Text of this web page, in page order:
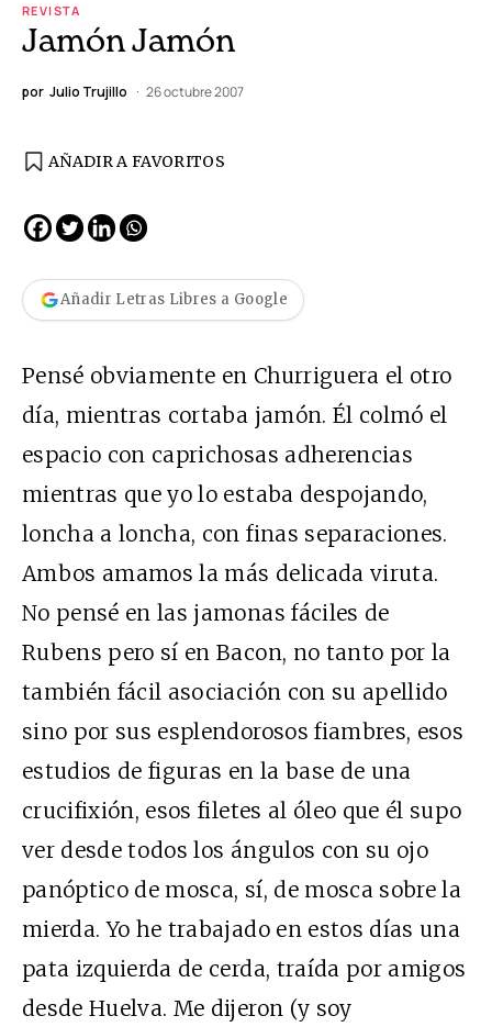
REVISTA
Jamón Jamón
por Julio Trujillo 26 octubre 2007
AÑADIR A FAVORITOS
Añadir Letras Libres a Google
Pensé obviamente en Churriguera el otro
día, mientras cortaba jamón. Él colmó el
espacio con caprichosas adherencias
mientras que yo lo estaba despojando,
loncha a loncha, con finas separaciones.
Ambos amamos la más delicada viruta.
No pensé en las jamonas fáciles de
Rubens pero sí en Bacon, no tanto por la
también fácil asociación con su apellido
sino por sus esplendorosos fiambres, esos
estudios de figuras en la base de una
crucifixión, esos filetes al óleo que él supo
ver desde todos los ángulos con su ojo
panóptico de mosca, sí, de mosca sobre la
mierda. Yo he trabajado en estos días una
pata izquierda de cerda, traída por amigos
desde Huelva. Me dijeron (y soy